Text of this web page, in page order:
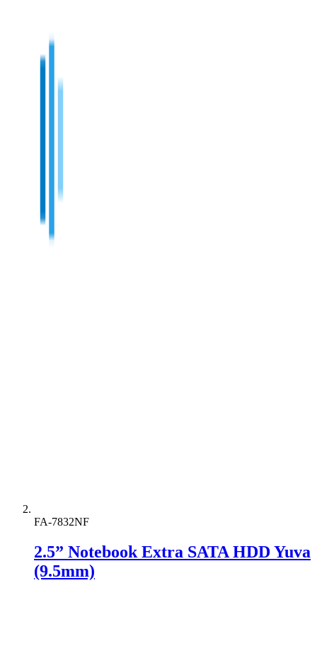
FA-7832NF
2.5” Notebook Extra SATA HDD Yuva
(9.5mm)